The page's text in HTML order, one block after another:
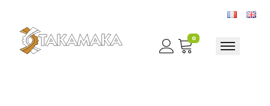
0
Toggle